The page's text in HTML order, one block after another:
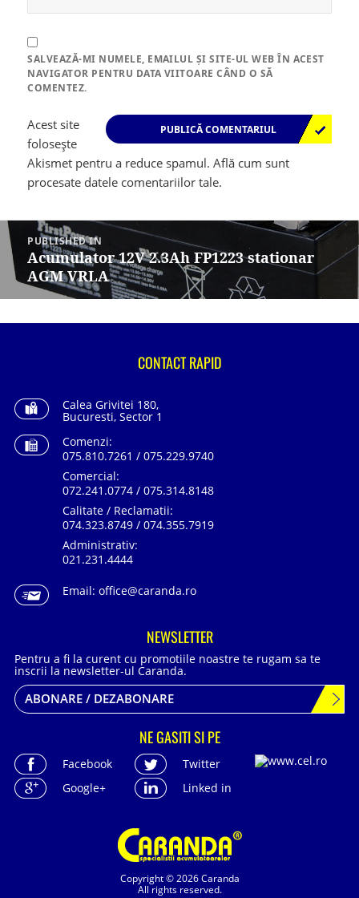
SALVEAZĂ-MI NUMELE, EMAILUL ȘI SITE-UL WEB ÎN ACEST
NAVIGATOR PENTRU DATA VIITOARE CÂND O SĂ
COMENTEZ.
Acest site
folosește
Akismet pentru a reduce spamul.Află cum sunt
procesate datele comentariilor tale.
Navigare
în
articole
PUBLISHED IN
Acumulator 12V 2.3Ah FP1223 stationar
AGM VRLA
Copyright © 2026 Caranda
All rights reserved.
CONTACT RAPID
Calea Grivitei 180,
Bucuresti, Sector 1
Comenzi:
075.810.7261 / 075.229.9740
Comercial:
072.241.0774 / 075.314.8148
Calitate / Reclamatii:
074.323.8749 / 074.355.7919
Administrativ:
021.231.4444
Email: office@caranda.ro
NEWSLETTER
Pentru a fi la curent cu promotiile noastre te rugam sa te
inscrii la newsletter-ul Caranda.
ABONARE / DEZABONARE
NE GASITI SI PE
Facebook
Twitter
Google+
Linked in